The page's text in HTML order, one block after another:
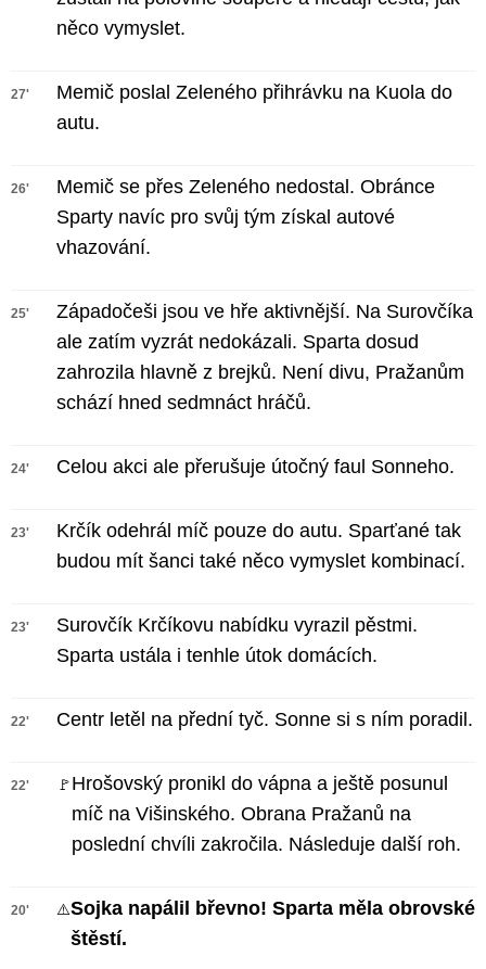
něco vymyslet.
27'
Memič poslal Zeleného přihrávku na Kuola do
autu.
26'
Memič se přes Zeleného nedostal. Obránce
Sparty navíc pro svůj tým získal autové
vhazování.
25'
Západočeši jsou ve hře aktivnější. Na Surovčíka
ale zatím vyzrát nedokázali. Sparta dosud
zahrozila hlavně z brejků. Není divu, Pražanům
schází hned sedmnáct hráčů.
24' Celou akci ale přerušuje útočný faul Sonneho.
23'
Krčík odehrál míč pouze do autu. Sparťané tak
budou mít šanci také něco vymyslet kombinací.
23'
Surovčík Krčíkovu nabídku vyrazil pěstmi.
Sparta ustála i tenhle útok domácích.
22' Centr letěl na přední tyč. Sonne si s ním poradil.
22' 🚩Hrošovský pronikl do vápna a ještě posunul
míč na Višinského. Obrana Pražanů na
poslední chvíli zakročila. Následuje další roh.
20' ⚠️Sojka napálil břevno! Sparta měla obrovské
štěstí.